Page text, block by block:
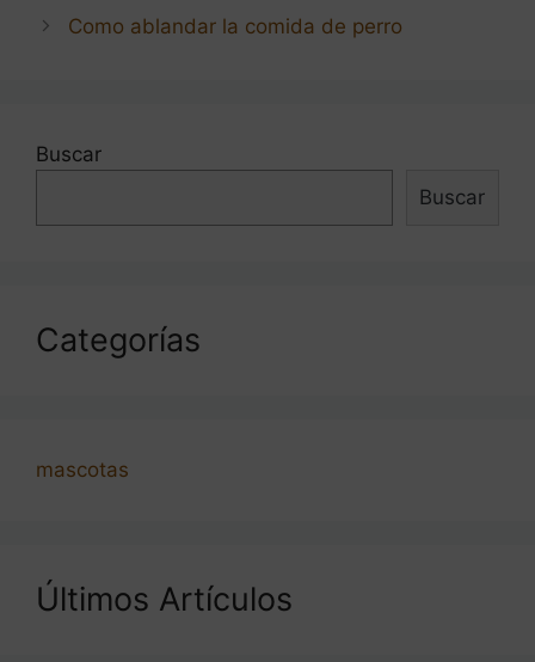
de
Como ablandar la comida de perro
Buscar
Buscar
Categorías
mascotas
Últimos Artículos